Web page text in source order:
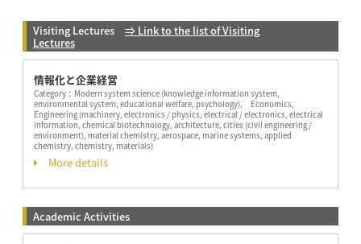
Visiting Lectures ⇒ Link to the list of Visiting
Lectures
情報化と企業経営
Category： Modern system science (knowledge information system,
environmental system, educational welfare, psychology), Economics,
Engineering (machinery, electronics / physics, electrical / electronics, electrical
information, chemical biotechnology, architecture, cities (civil engineering /
environment), material chemistry, aerospace, marine systems, applied
chemistry, chemistry, materials)
More details
Academic Activities